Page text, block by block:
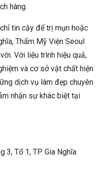
hàng.
tin cậy để trị mụn hoặc
Thẩm Mỹ Viện Seoul
Với liệu trình hiệu quả,
và cơ sở vật chất hiện
dịch vụ làm đẹp chuyên
nhận sự khác biệt tại
3, Tổ 1, TP. Gia Nghĩa